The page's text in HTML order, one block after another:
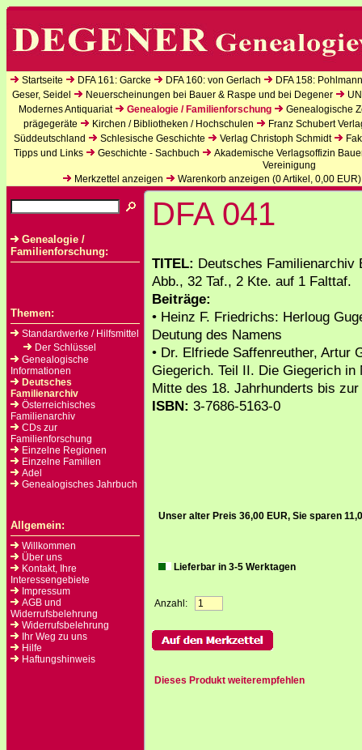
Startseite DFA 161: Garcke DFA 160: von Gerlach
DFA 158:
Geser, Seidel
Neuerscheinungen bei Bauer & Raspe und bei Degener
Modernes Antiquariat
Genealogie / Familienforschung
Genealogische
prägegeräte
Kirchen / Bibliotheken / Hochschulen
Franz Schubert
Süddeutschland
Schlesische Geschichte Verlag Christoph Schmidt
Tipps und Links
Geschichte - Sachbuch
Akademische Verlagsoffizin
Vereinigung
Merkzettel anzeigen
Warenkorb anzeigen (0Artikel, 0,00 EUR)
Genealogie /
Familienforschung:
Themen:
Standardwerke / Hilfsmittel
Der Schlüssel
Genealogische
Informationen
Deutsches
Familienarchiv
Österreichisches
Familienarchiv
CDs zur
Familienforschung
Einzelne Regionen
Einzelne Familien
Adel
Genealogisches Jahrbuch
Allgemein:
Willkommen
Über uns
Kontakt, Ihre
Interessengebiete
Impressum
AGB und
Widerrufsbelehrung
Widerrufsbelehrung
Ihr Weg zu uns
Hilfe
Haftungshinweis
DFA 041
TITEL: Deutsches Familienarchiv
Abb., 32 Taf., 2 Kte. auf 1 Falttaf.
Beiträge:
• Heinz F. Friedrichs: Herloug
Deutung des Namens
• Dr. Elfriede Saffenreuther, Artur
Giegerich. Teil II. Die Giegerich
Mitte des 18. Jahrhunderts bis
ISBN: 3-7686-5163-0
Unser alter Preis 36,00 EUR, Sie sparen
Lieferbar in 3-5 Werktagen
Anzahl:
Dieses Produkt weiterempfehlen